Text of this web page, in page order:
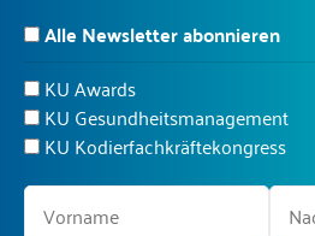
Alle Newsletter abonnieren
KU Awards
KU Gesundheitsmanagement
KU Kodierfachkräftekongress